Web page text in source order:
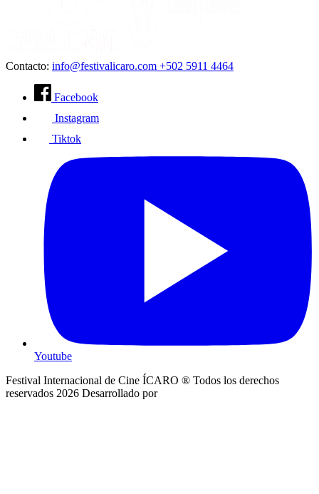
Contacto: info@festivalicaro.com +502 5911 4464
Facebook
Instagram
Tiktok
Youtube
Festival Internacional de Cine ÍCARO ® Todos los derechos
reservados 2026 Desarrollado por